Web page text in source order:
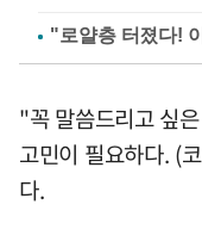
"꼭 말씀드리고 싶
고민이 필요하다. (
다.